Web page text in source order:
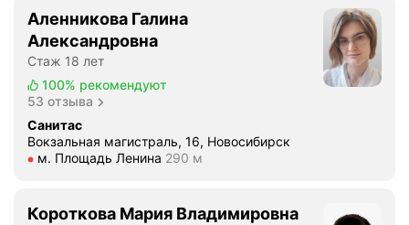
Аленникова Галина
Александровна
Стаж 18 лет
100% рекомендуют
53 отзыва
Санитас
Вокзальная магистраль, 16, Новосибирск
Метро м. Площадь Ленина Расстояние 290 м
м. Площадь Ленина 290 м
Короткова Мария Владимировна